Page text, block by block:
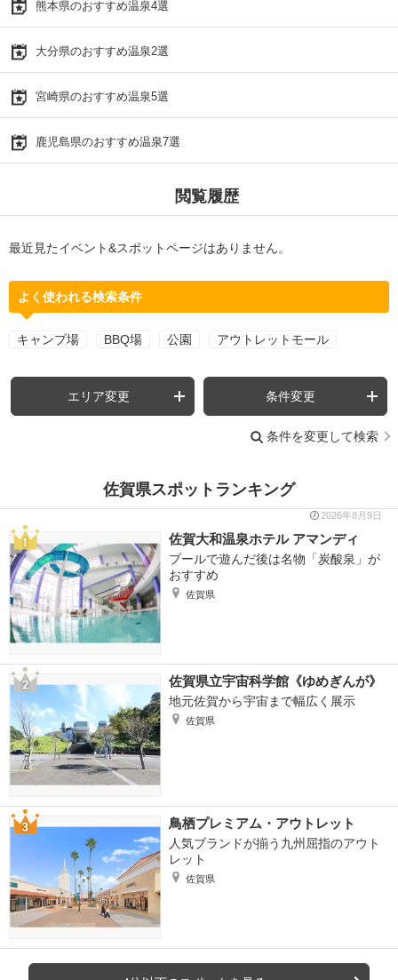
熊本県のおすすめ温泉4選
大分県のおすすめ温泉2選
宮崎県のおすすめ温泉5選
鹿児島県のおすすめ温泉7選
閲覧履歴
最近見たイベント&スポットページはありません。
よく使われる検索条件
キャンプ場 BBQ場 公園 アウトレットモール
エリア変更 条件変更
条件を変更して検索
佐賀県スポットランキング
2026年8月9日
佐賀大和温泉ホテル アマンディ
プールで遊んだ後は名物「炭酸泉」が
おすすめ
佐賀県
佐賀県立宇宙科学館《ゆめぎんが》
地元佐賀から宇宙まで幅広く展示
佐賀県
鳥栖プレミアム・アウトレット
人気ブランドが揃う九州屈指のアウト
レット
佐賀県